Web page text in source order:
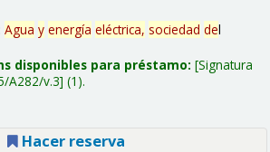
Agua y energía eléctrica, sociedad del
disponibles para préstamo: Signatura
A282/v.3 (1).
Hacer reserva